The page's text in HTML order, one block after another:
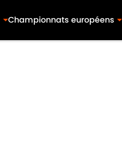
Championnats européens